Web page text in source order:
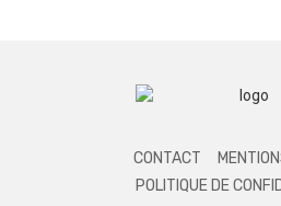
CONTACT
POLITIQUE DE